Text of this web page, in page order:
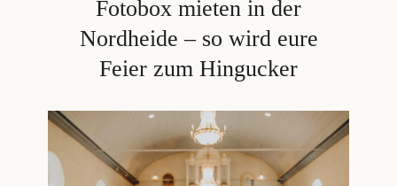
Fotobox mieten in der
Nordheide – so wird eure
Feier zum Hingucker